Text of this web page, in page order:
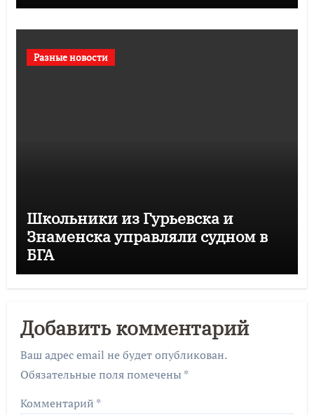
Разные новости
Школьники из Гурьевска и
Знаменска управляли судном в
БГА
Добавить комментарий
Ваш адрес email не будет опубликован.
Обязательные поля помечены *
Комментарий *